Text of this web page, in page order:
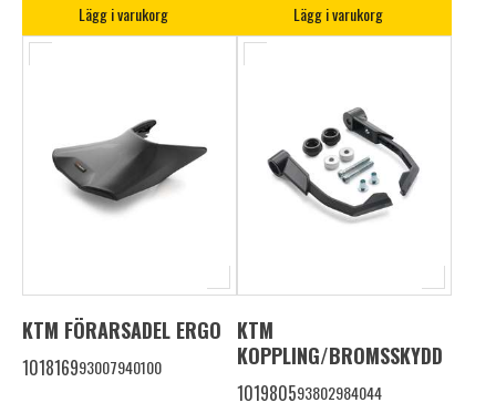
Lägg i varukorg Lägg i varukorg
KTM FÖRARSADEL ERGO
101816993007940100
KTM
KOPPLING/BROMSSKYDD
101980593802984044